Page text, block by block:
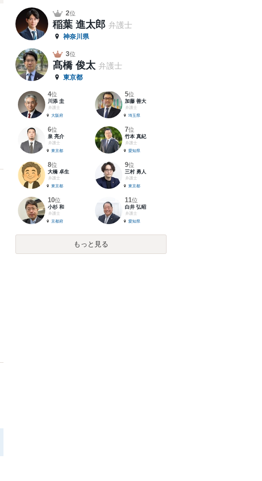
2位
稲葉 進太郎 弁護士
神奈川県
3位
髙橋 俊太 弁護士
東京都
4位
川添 圭
弁護士
大阪府
5位
加藤 善大
弁護士
埼玉県
6位
泉 亮介
弁護士
東京都
7位
竹本 真紀
弁護士
愛知県
8位
大橋 卓生
弁護士
東京都
9位
三村 勇人
弁護士
東京都
10位
小杉 和
弁護士
京都府
11位
白井 弘昭
弁護士
愛知県
もっと見る